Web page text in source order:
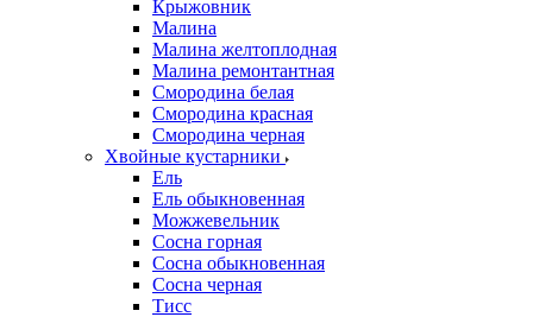
Крыжовник
Малина
Малина желтоплодная
Малина ремонтантная
Смородина белая
Смородина красная
Смородина черная
Хвойные кустарники
Ель
Ель обыкновенная
Можжевельник
Сосна горная
Сосна обыкновенная
Сосна черная
Тисс